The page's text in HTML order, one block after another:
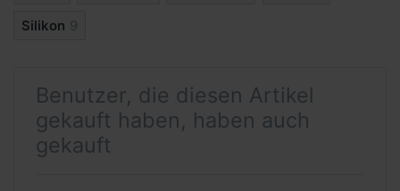
Silikon 9
Benutzer, die diesen Artikel
gekauft haben, haben auch
gekauft